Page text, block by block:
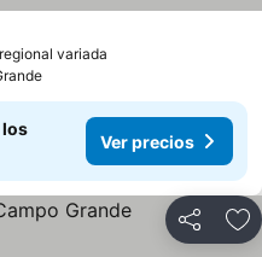
variada
los
Ver precios
Compartir